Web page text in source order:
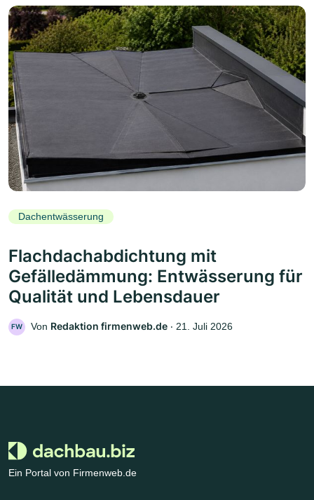
Dachentwässerung
Flachdachabdichtung mit
Gefälledämmung: Entwässerung für
Qualität und Lebensdauer
FW Von Redaktion firmenweb.de ‧ 21. Juli 2026
Ein Portal von Firmenweb.de